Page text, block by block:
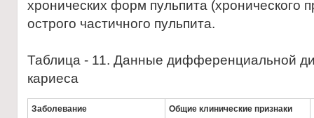
хронических форм пульпита (хронического
острого частичного пульпита.
Таблица - 11. Данные дифференциальной
кариеса
Заболевание Общие клинические признаки